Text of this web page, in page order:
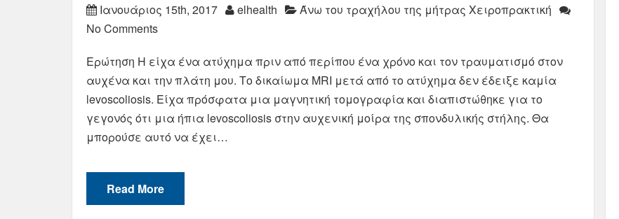
Ιανουάριος 15th, 2017 elhealth
Άνω του τραχήλου της μήτρας Χειροπρακτική
No Comments
Ερώτηση Η είχα ένα ατύχημα πριν από περίπου ένα χρόνο και τον τραυματισμό στον
αυχένα και την πλάτη μου. Το δικαίωμα MRI μετά από το ατύχημα δεν έδειξε καμία
levoscoliosis. Είχα πρόσφατα μια μαγνητική τομογραφία και διαπιστώθηκε για το
γεγονός ότι μια ήπια levoscoliosis στην αυχενική μοίρα της σπονδυλικής στήλης. Θα
μπορούσε αυτό να έχει…
Read More